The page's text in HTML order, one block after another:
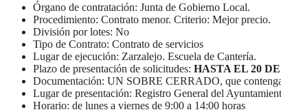
Órgano de contratación: Junta de Gobierno Local.
Procedimiento: Contrato menor. Criterio: Mejor precio.
División por lotes: No
Tipo de Contrato: Contrato de servicios
Lugar de ejecución: Zarzalejo. Escuela de Cantería.
Plazo de presentación de solicitudes: HASTA EL 20
Documentación: UN SOBRE CERRADO, que
Lugar de presentación: Registro General del
Horario: de lunes a viernes de 9:00 a 14:00 horas